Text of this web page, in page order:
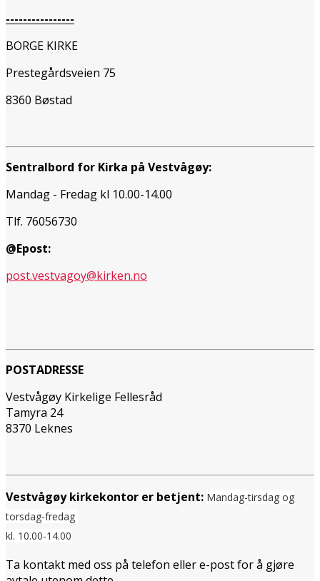
----------------
BORGE KIRKE
Prestegårdsveien 75
8360 Bøstad
Sentralbord for Kirka på Vestvågøy:
Mandag - Fredag kl 10.00-14.00
Tlf. 76056730
@Epost:
post.vestvagoy@kirken.no
POSTADRESSE
Vestvågøy Kirkelige Fellesråd
Tamyra 24
8370 Leknes
Vestvågøy kirkekontor er betjent: Mandag-tirsdag og
torsdag-fredag
kl. 10.00-14.00
Ta kontakt med oss på telefon eller e-post for å gjøre